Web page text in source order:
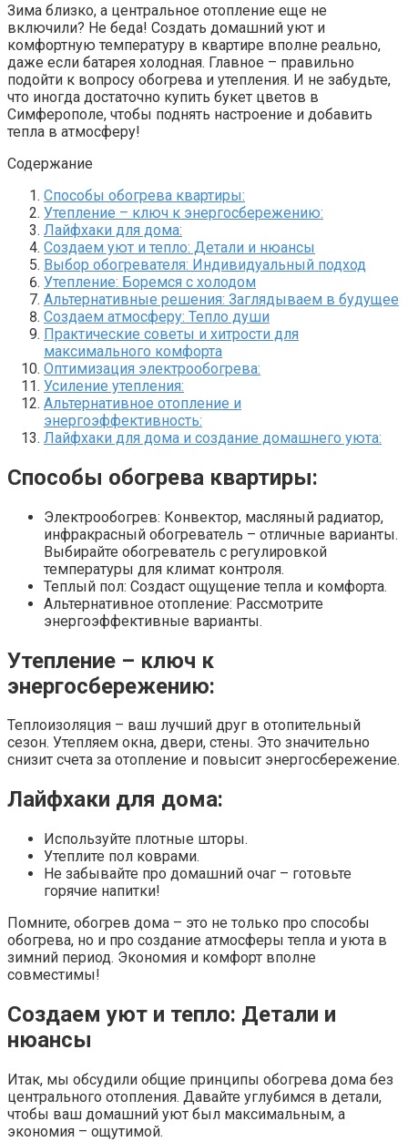
Зима близко, а центральное отопление еще не
включили? Не беда! Создать домашний уют и
комфортную температуру в квартире вполне реально,
даже если батарея холодная. Главное – правильно
подойти к вопросу обогрева и утепления. И не забудьте,
что иногда достаточно купить букет цветов в
Симферополе, чтобы поднять настроение и добавить
тепла в атмосферу!
Содержание
Способы обогрева квартиры:
Утепление – ключ к энергосбережению:
Лайфхаки для дома:
Создаем уют и тепло: Детали и нюансы
Выбор обогревателя: Индивидуальный подход
Утепление: Боремся с холодом
Альтернативные решения: Заглядываем в будущее
Создаем атмосферу: Тепло души
Практические советы и хитрости для
максимального комфорта
Оптимизация электрообогрева:
Усиление утепления:
Альтернативное отопление и
энергоэффективность:
Лайфхаки для дома и создание домашнего уюта:
Способы обогрева квартиры:
Электрообогрев: Конвектор, масляный радиатор,
инфракрасный обогреватель – отличные варианты.
Выбирайте обогреватель с регулировкой
температуры для климат контроля.
Теплый пол: Создаст ощущение тепла и комфорта.
Альтернативное отопление: Рассмотрите
энергоэффективные варианты.
Утепление – ключ к
энергосбережению:
Теплоизоляция – ваш лучший друг в отопительный
сезон. Утепляем окна, двери, стены. Это значительно
снизит счета за отопление и повысит энергосбережение.
Лайфхаки для дома:
Используйте плотные шторы.
Утеплите пол коврами.
Не забывайте про домашний очаг – готовьте
горячие напитки!
Помните, обогрев дома – это не только про способы
обогрева, но и про создание атмосферы тепла и уюта в
зимний период. Экономия и комфорт вполне
совместимы!
Создаем уют и тепло: Детали и
нюансы
Итак, мы обсудили общие принципы обогрева дома без
центрального отопления. Давайте углубимся в детали,
чтобы ваш домашний уют был максимальным, а
экономия – ощутимой.